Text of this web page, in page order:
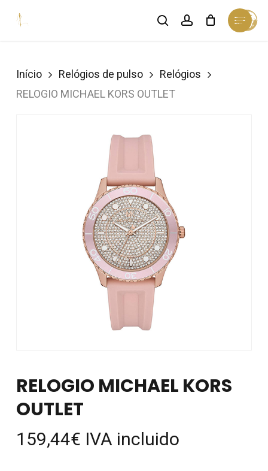
searchaccount
Menu
Close
Cart
Início Relógios de pulso
Relógios
RELOGIO MICHAEL KORS OUTLET
RELOGIO MICHAEL KORS
OUTLET
159,44€ IVA incluido